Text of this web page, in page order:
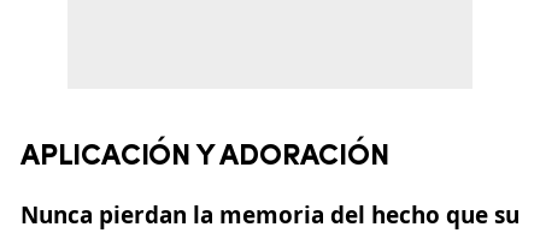
APLICACIÓN Y ADORACIÓN
Nunca pierdan la memoria del hecho que su